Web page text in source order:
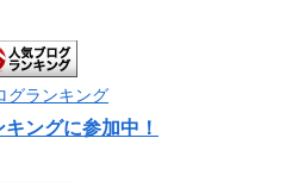
グランキング
ングに参加中！